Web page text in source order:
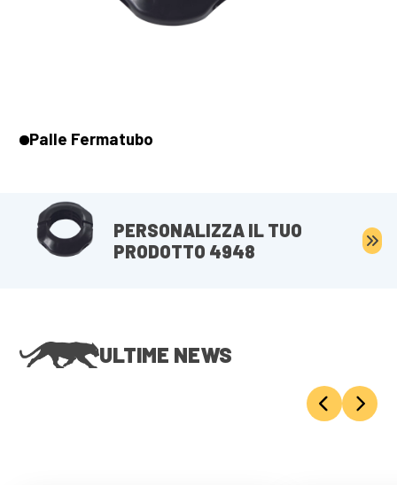
Palle Fermatubo
PERSONALIZZA IL TUO
PRODOTTO 4948
ULTIME NEWS